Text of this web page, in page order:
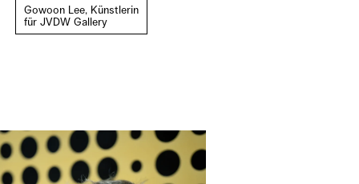
Gowoon Lee, Künstlerin
für JVDW Gallery